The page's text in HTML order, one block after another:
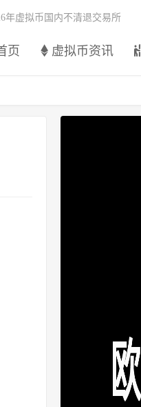
页 虚拟币资讯
年虚拟币国内不清退交易所